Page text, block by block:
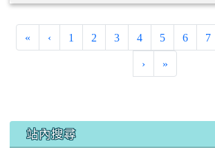
« ‹ 1 2 3 4 5 6 7
› »
站內搜尋